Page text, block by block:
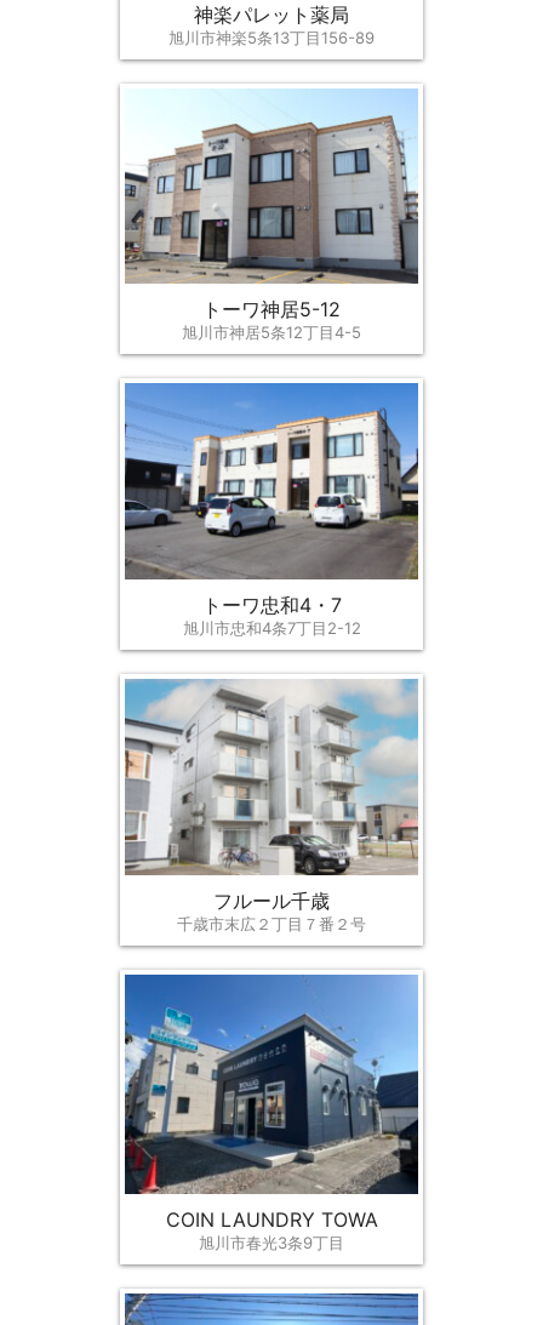
神楽パレット薬局
旭川市神楽5条13丁目156-89
トーワ神居5-12
旭川市神居5条12丁目4-5
トーワ忠和4・7
旭川市忠和4条7丁目2-12
フルール千歳
千歳市末広２丁目７番２号
COIN LAUNDRY TOWA
旭川市春光3条9丁目